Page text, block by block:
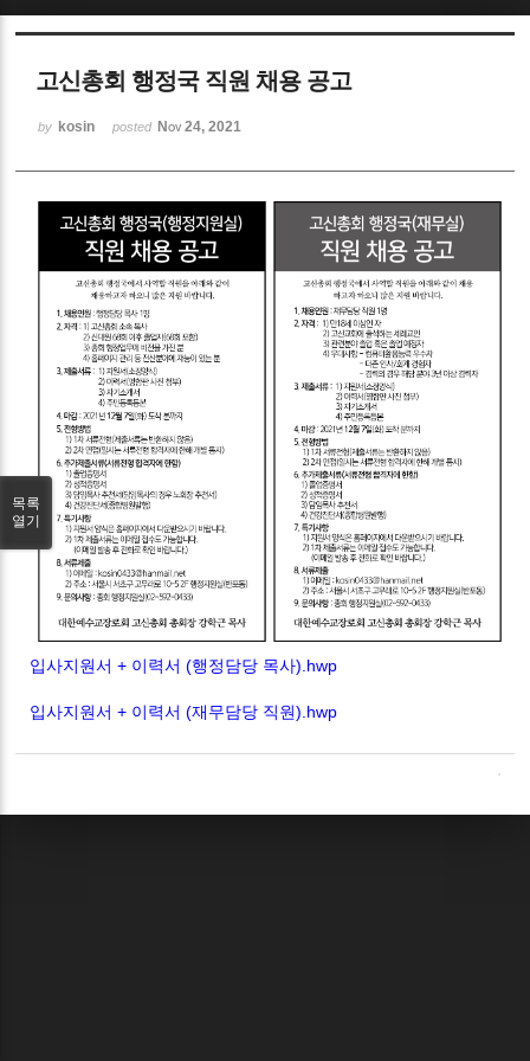
고신총회 행정국 직원 채용 공고
by kosin posted Nov 24, 2021
입사지원서 + 이력서 (행정담당 목사).hwp
입사지원서 + 이력서 (재무담당 직원).hwp
목록
열기
Sketchbook5, 스케치북5
Sketchbook5, 스케치북5